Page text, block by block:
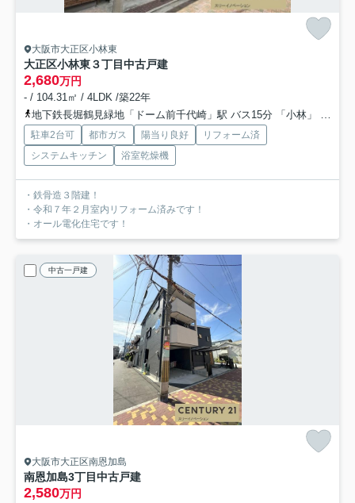
大阪市大正区小林東
大正区小林東３丁目中古戸建
2,680万円
- / 104.31㎡ / 4LDK /築22年
地下鉄長堀鶴見緑地「ドーム前千代崎」駅 バス15分 「小林」 停歩5分
駐車2台可 都市ガス 陽当り良好
リフォーム済
システムキッチン
浴室乾燥機
・鉄骨造３階建！
・令和７年２月室内リフォーム済みです！
・オール電化住宅です！
中古一戸建
大阪市大正区南恩加島
南恩加島3丁目中古戸建
2,580万円